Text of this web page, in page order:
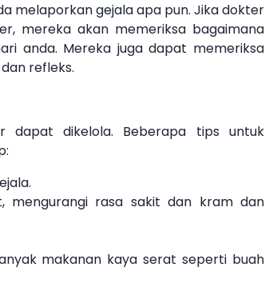
melaporkan gejala apa pun. Jika dokter
mereka akan memeriksa bagaimana
anda. Mereka juga dapat memeriksa
refleks.
dikelola. Beberapa tips untuk
mengurangi rasa sakit dan kram dan
makanan kaya serat seperti buah